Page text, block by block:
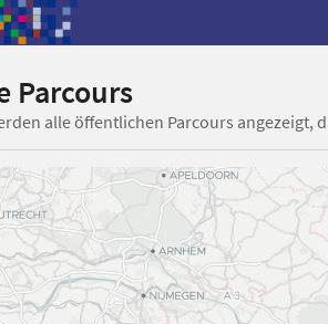
Parcours
alle öffentlichen Parcours angezeigt,